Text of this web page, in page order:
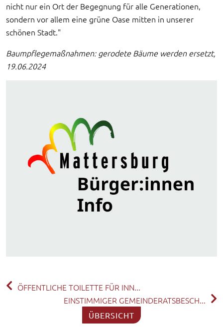
nicht nur ein Ort der Begegnung für alle Generationen,
sondern vor allem eine grüne Oase mitten in unserer
schönen Stadt."
Baumpflegemaßnahmen: gerodete Bäume werden ersetzt,
19.06.2024
ÖFFENTLICHE TOILETTE FÜR INN...
EINSTIMMIGER GEMEINDERATSBESCH...
ÜBERSICHT